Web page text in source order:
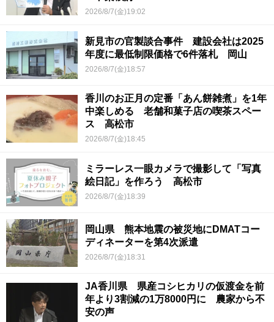
2026/8/7(金)19:02
新見市の官製談合事件 建設会社は2025
年度に最低制限価格で6件落札 岡山
2026/8/7(金)18:57
香川のお正月の定番「あん餅雑煮」を1年
中楽しめる 老舗和菓子店の喫茶スペー
ス 高松市
2026/8/7(金)18:45
ミラーレス一眼カメラで撮影して「写真
絵日記」を作ろう 高松市
2026/8/7(金)18:39
岡山県 熊本地震の被災地にDMATコー
ディネーターを第4次派遣
2026/8/7(金)18:31
JA香川県 県産コシヒカリの仮渡金を前
年より3割減の1万8000円に 農家から不
安の声